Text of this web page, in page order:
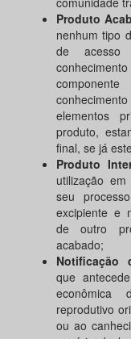
Produto
nenhum tipo
de
elementos
produto,
final, se já
Produto
utilização
seu
excipiente e
de outro
acabado;
Notificação
que
econômica
reprodutivo
ou ao